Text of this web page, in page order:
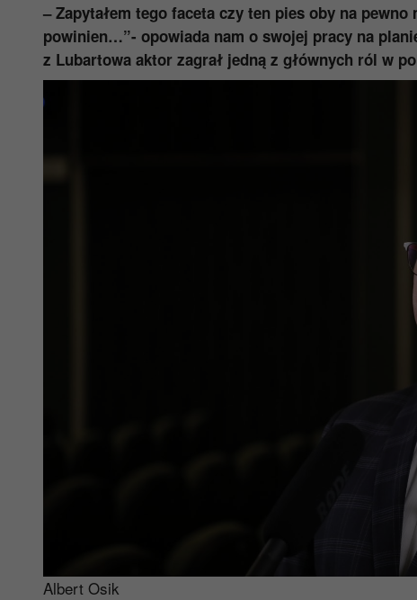
– Zapytałem tego faceta czy ten pies oby na
powinien…”- opowiada nam o swojej pracy na
z Lubartowa aktor zagrał jedną z głównych ról w
Albert Osik